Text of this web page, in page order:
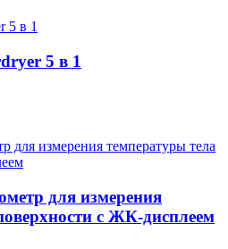
5 в 1
для измерения
с ЖК-дисплеем